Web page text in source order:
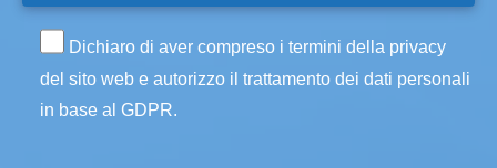
Dichiaro di aver compreso i termini della privacy
del sito web e autorizzo il trattamento dei dati personali
in base al GDPR.